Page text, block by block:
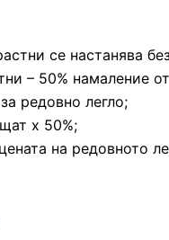
се настанява
– 50% намаление
редовно легло;
х 50%;
на редовното